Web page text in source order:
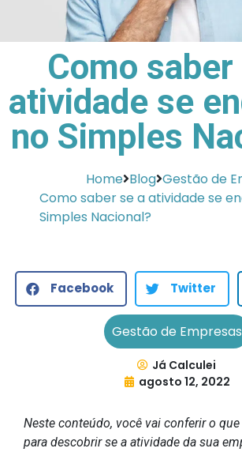
Como saber
atividade se
no Simples
Home Blog Gestão de
Como saber se a atividade se
Simples Nacional?
Facebook Twitter
Gestão de Empresas
Já Calculei
agosto 12, 2022
Neste conteúdo, você vai conferir o
para descobrir se a atividade da sua